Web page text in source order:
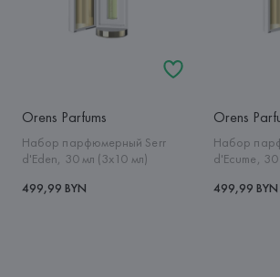
Orens Parfums
Набор парфюмерный Serr
d'Eden, 30 мл (3x10 мл)
499,99 BYN
Orens
Набор
d'Ecume,
499,99 BYN